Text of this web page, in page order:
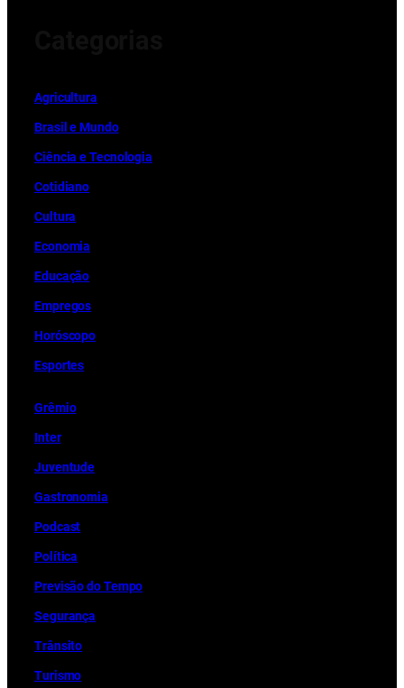
Agricultura
Brasil e Mundo
Ciência e Tecnologia
Cotidiano
Cultura
Economia
Educação
Empregos
Horóscopo
Esportes
Grêmio
Inter
Juventude
Gastronomia
Podcast
Política
Previsão do Tempo
Segurança
Trânsito
Turismo